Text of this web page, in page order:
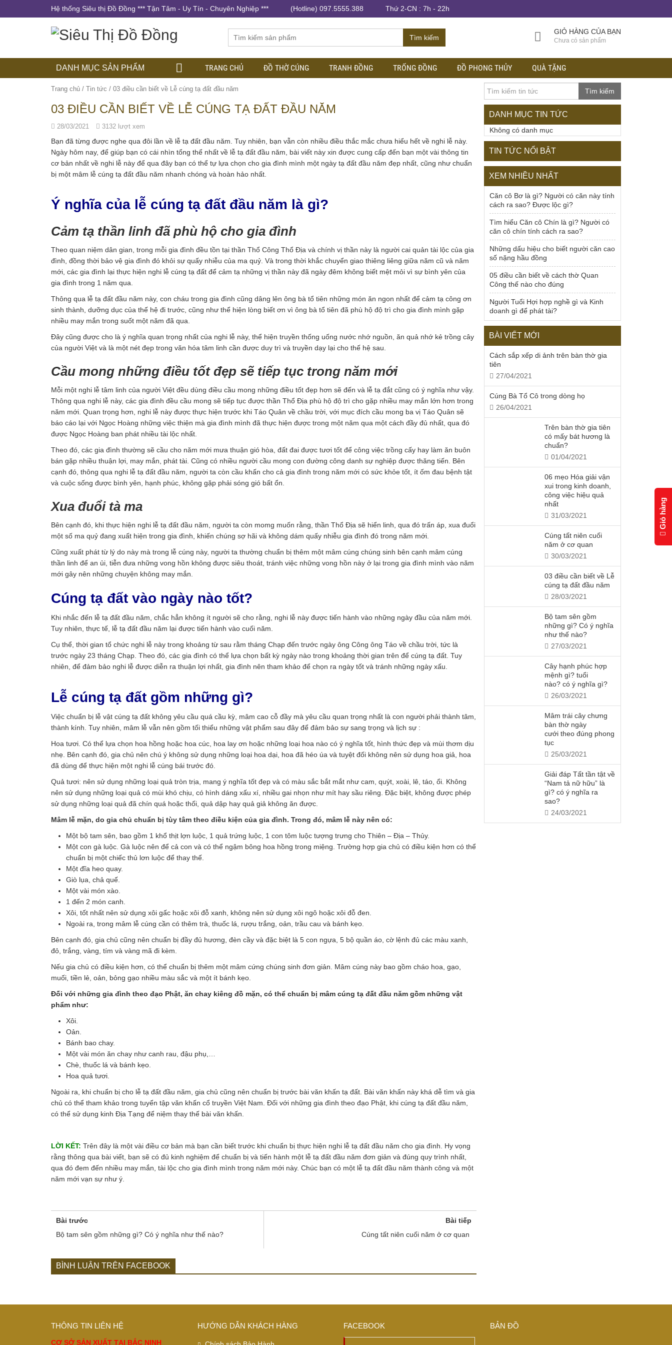
Hệ thống Siêu thị Đồ Đồng *** Tận Tâm - Uy Tín - Chuyên Nghiệp *** (Hotline) 097.5555.388 Thứ 2-CN : 7h - 22h
Tìm kiếm
GIỎ HÀNG CỦA BẠN
Chưa có sản phẩm
DANH MỤC SẢN PHẨM TRANG CHỦ ĐỒ THỜ CÚNG TRANH ĐỒNG TRỐNG ĐỒNG ĐỒ PHONG THỦY QUÀ TẶNG
Trang chủ / Tin tức / 03 điều cần biết về Lễ cúng tạ đất đầu năm
03 ĐIỀU CẦN BIẾT VỀ LỄ CÚNG TẠ ĐẤT ĐẦU NĂM
28/03/2021 3132 lượt xem
Bạn đã từng được nghe qua đôi lần về lễ tạ đất đầu năm. Tuy nhiên, bạn vẫn còn nhiều điều thắc mắc chưa hiểu hết về nghi lễ này.
Ngày hôm nay, để giúp bạn có cái nhìn tổng thể nhất về lễ tạ đất đầu năm, bài viết này xin được cung cấp đến bạn một vài thông tin
cơ bản nhất về nghi lễ này để qua đây bạn có thể tự lựa chọn cho gia đình mình một ngày tạ đất đầu năm đẹp nhất, cũng như chuẩn
bị một mâm lễ cúng tạ đất đầu năm nhanh chóng và hoàn hảo nhất.
Ý nghĩa của lễ cúng tạ đất đầu năm là gì?
Cảm tạ thần linh đã phù hộ cho gia đình
Theo quan niệm dân gian, trong mỗi gia đình đều tồn tại thần Thổ Công Thổ Địa và chính vị thần này là người cai quản tài lộc của gia
đình, đồng thời bảo vệ gia đình đó khỏi sự quấy nhiễu của ma quỷ. Và trong thời khắc chuyển giao thiêng liêng giữa năm cũ và năm
mới, các gia đình lại thực hiện nghi lễ cúng tạ đất để cảm tạ những vị thần này đã ngày đêm không biết mệt mỏi vì sự bình yên của
gia đình trong 1 năm qua.
Thông qua lễ tạ đất đầu năm này, con cháu trong gia đình cũng dâng lên ông bà tổ tiên những món ăn ngon nhất để cảm tạ công ơn
sinh thành, dưỡng dục của thế hệ đi trước, cũng như thể hiện lòng biết ơn vì ông bà tổ tiên đã phù hộ độ trì cho gia đình mình gặp
nhiều may mắn trong suốt một năm đã qua.
Đây cũng được cho là ý nghĩa quan trọng nhất của nghi lễ này, thể hiện truyền thống uống nước nhớ nguồn, ăn quả nhớ kẻ trồng cây
của người Việt và là một nét đẹp trong văn hóa tâm linh cần được duy trì và truyền dạy lại cho thế hệ sau.
Cầu mong những điều tốt đẹp sẽ tiếp tục trong năm mới
Mỗi một nghi lễ tâm linh của người Việt đều dùng điều cầu mong những điều tốt đẹp hơn sẽ đến và lễ tạ đắt cũng có ý nghĩa như vậy.
Thông qua nghi lễ này, các gia đình đều cầu mong sẽ tiếp tục được thần Thổ Địa phù hộ độ trì cho gặp nhiều may mắn lớn hơn trong
năm mới. Quan trọng hơn, nghi lễ này được thực hiện trước khi Táo Quân về chầu trời, với mục đích cầu mong ba vị Táo Quân sẽ
báo cáo lại với Ngọc Hoàng những việc thiện mà gia đình mình đã thực hiện được trong một năm qua một cách đầy đủ nhất, qua đó
được Ngọc Hoàng ban phát nhiều tài lộc nhất.
Theo đó, các gia đình thường sẽ cầu cho năm mới mưa thuận gió hòa, đất đai được tươi tốt để công việc trồng cấy hay làm ăn buôn
bán gặp nhiều thuận lợi, may mắn, phát tài. Cũng có nhiều người cầu mong con đường công danh sự nghiệp được thăng tiến. Bên
cạnh đó, thông qua nghi lễ tạ đất đầu năm, người ta còn cầu khấn cho cả gia đình trong năm mới có sức khỏe tốt, ít ốm đau bệnh tật
và cuộc sống được bình yên, hạnh phúc, không gặp phải sóng gió bất ổn.
Xua đuổi tà ma
Bên cạnh đó, khi thực hiện nghi lễ tạ đất đầu năm, người ta còn momg muốn rằng, thần Thổ Địa sẽ hiển linh, qua đó trấn áp, xua đuổi
một số ma quỷ đang xuất hiện trong gia đình, khiến chúng sợ hãi và không dám quấy nhiễu gia đình đó trong năm mới.
Cũng xuất phát từ lý do này mà trong lễ cúng này, người ta thường chuẩn bị thêm một mâm cúng chúng sinh bên cạnh mâm cúng
thần linh để an ủi, tiễn đưa những vong hồn không được siêu thoát, tránh việc những vong hồn này ở lại trong gia đình mình vào năm
mới gây nên những chuyện không may mắn.
Cúng tạ đất vào ngày nào tốt?
Khi nhắc đến lễ tạ đất đầu năm, chắc hẳn không ít người sẽ cho rằng, nghi lễ này được tiến hành vào những ngày đầu của năm mới.
Tuy nhiên, thực tế, lễ tạ đất đầu năm lại được tiến hành vào cuối năm.
Cụ thể, thời gian tổ chức nghi lễ này trong khoảng từ sau rằm tháng Chạp đến trước ngày ông Công ông Táo về chầu trời, tức là
trước ngày 23 tháng Chạp. Theo đó, các gia đình có thể lựa chọn bất kỳ ngày nào trong khoảng thời gian trên để cúng tạ đất. Tuy
nhiên, để đảm bảo nghi lễ được diễn ra thuận lợi nhất, gia đình nên tham khảo để chọn ra ngày tốt và tránh những ngày xấu.
Lễ cúng tạ đất gồm những gì?
Việc chuẩn bị lễ vật cúng tạ đất không yêu cầu quá cầu kỳ, mâm cao cỗ đầy mà yêu cầu quan trọng nhất là con người phải thành tâm,
thành kính. Tuy nhiên, mâm lễ vẫn nên gồm tối thiểu những vật phẩm sau đây để đảm bảo sự sang trọng và lịch sự :
Hoa tươi. Có thể lựa chọn hoa hồng hoặc hoa cúc, hoa lay ơn hoặc những loại hoa nào có ý nghĩa tốt, hình thức đẹp và mùi thơm dịu
nhẹ. Bên cạnh đó, gia chủ nên chú ý không sử dụng những loại hoa dại, hoa đã héo úa và tuyệt đối không nên sử dụng hoa giả, hoa
đã dùng để thực hiện một nghi lễ cúng bái trước đó.
Quả tươi: nên sử dụng những loại quả tròn trịa, mang ý nghĩa tốt đẹp và có màu sắc bắt mắt như cam, quýt, xoài, lê, táo, ổi. Không
nên sử dụng những loại quả có mùi khó chịu, có hình dáng xấu xí, nhiều gai nhọn như mít hay sầu riêng. Đặc biệt, không được phép
sử dụng những loại quả đã chín quá hoặc thối, quả dập hay quả giả không ăn được.
Mâm lễ mặn, do gia chủ chuẩn bị tùy tâm theo điều kiện của gia đình. Trong đó, mâm lễ này nên có:
Một bộ tam sên, bao gồm 1 khổ thịt lợn luộc, 1 quả trứng luộc, 1 con tôm luộc tượng trưng cho Thiên – Địa – Thủy.
Một con gà luộc. Gà luộc nên để cả con và có thể ngậm bông hoa hồng trong miệng. Trường hợp gia chủ có điều kiện hơn có thể
chuẩn bị một chiếc thủ lơn luộc để thay thế.
Một đĩa heo quay.
Giò lụa, chả quế.
Một vài món xào.
1 đến 2 món canh.
Xôi, tốt nhất nên sử dụng xôi gấc hoặc xôi đỗ xanh, không nên sử dụng xôi ngô hoặc xôi đỗ đen.
Ngoài ra, trong mâm lễ cúng cần có thêm trà, thuốc lá, rượu trắng, oản, trầu cau và bánh kẹo.
Bên cạnh đó, gia chủ cũng nên chuẩn bị đầy đủ hương, đèn cầy và đặc biệt là 5 con ngựa, 5 bộ quần áo, cờ lệnh đủ các màu xanh,
đỏ, trắng, vàng, tím và vàng mã đi kèm.
Nếu gia chủ có điều kiện hơn, có thể chuẩn bị thêm một mâm cứng chúng sinh đơn giản. Mâm cúng này bao gồm cháo hoa, gạo,
muối, tiền lẻ, oản, bỏng gạo nhiều màu sắc và một ít bánh kẹo.
Đối với những gia đình theo đạo Phật, ăn chay kiêng đồ mặn, có thể chuẩn bị mâm cúng tạ đất đầu năm gồm những vật
phẩm như:
Xôi.
Oản.
Bánh bao chay.
Một vài món ăn chay như canh rau, đậu phụ,…
Chè, thuốc lá và bánh kẹo.
Hoa quả tươi.
Ngoài ra, khi chuẩn bị cho lễ tạ đất đầu năm, gia chủ cũng nên chuẩn bị trước bài văn khấn tạ đất. Bài văn khấn này khá dễ tìm và gia
chủ có thể tham khảo trong tuyển tập văn khấn cổ truyền Việt Nam. Đối với những gia đình theo đạo Phật, khi cúng tạ đất đầu năm,
có thể sử dụng kinh Địa Tạng để niệm thay thế bài văn khấn.
LỜI KẾT: Trên đây là một vài điều cơ bản mà bạn cần biết trước khi chuẩn bị thực hiện nghi lễ tạ đất đầu năm cho gia đình. Hy vọng
rằng thông qua bài viết, bạn sẽ có đủ kinh nghiệm để chuẩn bị và tiến hành một lễ tạ đất đầu năm đơn giản và đúng quy trình nhất,
qua đó đem đến nhiều may mắn, tài lộc cho gia đình mình trong năm mới này. Chúc bạn có một lễ tạ đất đầu năm thành công và một
năm mới vạn sự như ý.
Bài trước
Bộ tam sên gồm những gì? Có ý nghĩa như thế nào?
Bài tiếp
Cúng tất niên cuối năm ở cơ quan
BÌNH LUẬN TRÊN FACEBOOK
Tìm kiếm
DANH MỤC TIN TỨC
Không có danh mục
TIN TỨC NỔI BẬT
XEM NHIỀU NHẤT
Căn cô Bơ là gì? Người có căn này tính
cách ra sao? Được lộc gì?
Tìm hiểu Căn cô Chín là gì? Người có
căn cô chín tính cách ra sao?
Những dấu hiệu cho biết người căn cao
số nặng hầu đồng
05 điều cần biết về cách thờ Quan
Công thế nào cho đúng
Người Tuổi Hợi hợp nghề gì và Kinh
doanh gì để phát tài?
BÀI VIẾT MỚI
Cách sắp xếp di ảnh trên bàn thờ gia
tiên
27/04/2021
Cúng Bà Tổ Cô trong dòng họ
26/04/2021
Trên bàn thờ gia tiên
có mấy bát hương là
chuẩn?
01/04/2021
06 mẹo Hóa giải vận
xui trong kinh doanh,
công việc hiệu quả
nhất
31/03/2021
Cúng tất niên cuối
năm ở cơ quan
30/03/2021
03 điều cần biết về Lễ
cúng tạ đất đầu năm
28/03/2021
Bộ tam sên gồm
những gì? Có ý nghĩa
như thế nào?
27/03/2021
Cây hạnh phúc hợp
mệnh gì? tuổi
nào? có ý nghĩa gì?
26/03/2021
Mâm trái cây chưng
bàn thờ ngày
cưới theo đúng phong
tục
25/03/2021
Giải đáp Tất tần tật về
“Nam tả nữ hữu” là
gì? có ý nghĩa ra
sao?
24/03/2021
THÔNG TIN LIÊN HỆ
CƠ SỞ SẢN XUẤT TẠI BẮC NINH
HƯỚNG DẪN KHÁCH HÀNG FACEBOOK BẢN ĐỒ
Giỏ hàng